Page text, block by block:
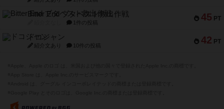
45 PT
Bitter End ブタペスト救出作戦
1件の投稿
42 PT
ドコジャン
紹介文あり 10件の投稿